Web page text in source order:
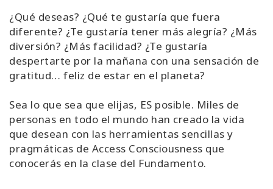
¿Qué deseas? ¿Qué te gustaría que fuera
diferente? ¿Te gustaría tener más alegría? ¿Más
diversión? ¿Más facilidad? ¿Te gustaría
despertarte por la mañana con una sensación de
gratitud… feliz de estar en el planeta?
Sea lo que sea que elijas, ES posible. Miles de
personas en todo el mundo han creado la vida
que desean con las herramientas sencillas y
pragmáticas de Access Consciousness que
conocerás en la clase del Fundamento.